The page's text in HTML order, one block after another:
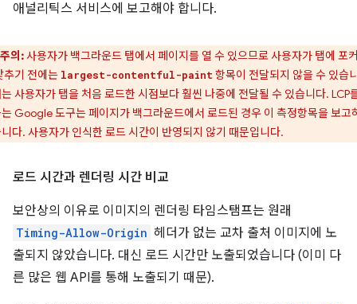
애널리틱스 서비스에 보고해야 합니다.
주의:사용자가 백그라운드 탭에서 페이지를 열 수 있으므로 사용자가 탭에 포
추기 전에는 largest-contentful-paint 항목이 전달되지 않을 수 있습
사용자가 탭을 처음 로드한 시점보다 훨씬 나중에 전달될 수 있습니다. LCP
Google 도구는 페이지가 백그라운드에서 로드된 경우 이 측정항목을 보고
다. 사용자가 인식한 로드 시간이 반영되지 않기 때문입니다.
로드 시간과 렌더링 시간 비교
보안상의 이유로 이미지의 렌더링 타임스탬프는 원래
Timing-Allow-Origin 헤더가 없는 교차 출처 이미지에 노
출되지 않았습니다. 대신 로드 시간만 노출되었습니다 (이미 다
른 많은 웹 API를 통해 노출되기 때문).